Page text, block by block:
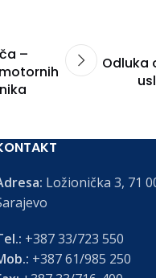
–
Odluka
Ložionička 3, 71
+387 33/723 550
+387 61/985 250